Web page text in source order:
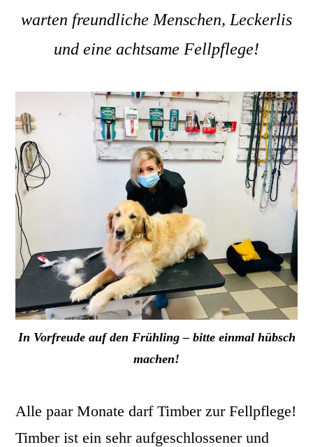
warten freundliche Menschen, Leckerlis
und eine achtsame Fellpflege!
In Vorfreude auf den Frühling – bitte einmal hübsch
machen!
Alle paar Monate darf Timber zur Fellpflege!
Timber ist ein sehr aufgeschlossener und